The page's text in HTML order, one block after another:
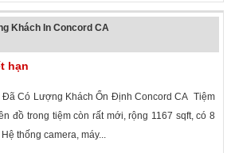
Khách In Concord CA
hạn
Đã Có Lượng Khách Ổn Định Concord CA Tiệm
đồ trong tiệm còn rất mới, rộng 1167 sqft, có 8
thống camera, máy...